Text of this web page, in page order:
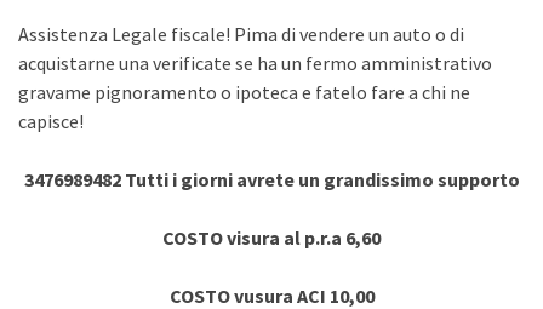
Assistenza Legale fiscale! Pima di vendere un auto o di
acquistarne una verificate se ha un fermo amministrativo
gravame pignoramento o ipoteca e fatelo fare a chi ne
capisce!
3476989482 Tutti i giorni avrete un grandissimo supporto
COSTO visura al p.r.a 6,60
COSTO vusura ACI 10,00